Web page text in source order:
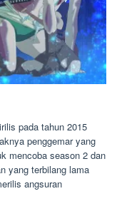
pada tahun 2015
penggemar yang
mencoba season 2 dan
yang terbilang lama
angsuran